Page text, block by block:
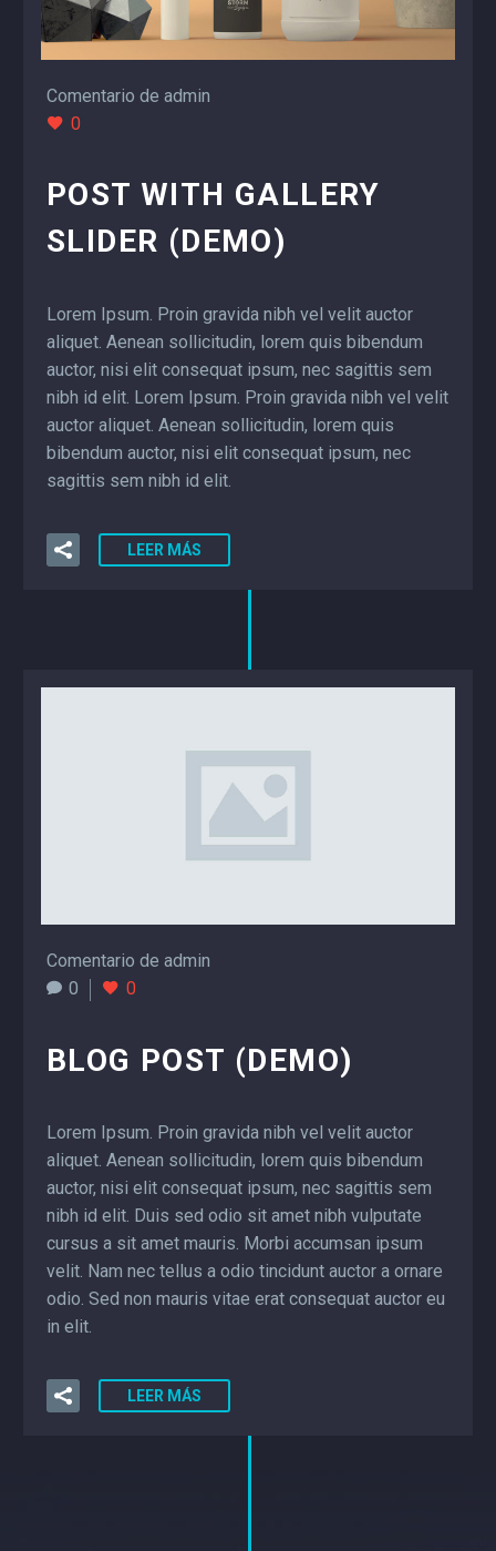
Comentario de admin
0
POST WITH GALLERY
SLIDER (DEMO)
Lorem Ipsum. Proin gravida nibh vel velit auctor
aliquet. Aenean sollicitudin, lorem quis bibendum
auctor, nisi elit consequat ipsum, nec sagittis sem
nibh id elit. Lorem Ipsum. Proin gravida nibh vel velit
auctor aliquet. Aenean sollicitudin, lorem quis
bibendum auctor, nisi elit consequat ipsum, nec
sagittis sem nibh id elit.
LEER MÁS
Comentario de admin
0
0
BLOG POST (DEMO)
Lorem Ipsum. Proin gravida nibh vel velit auctor
aliquet. Aenean sollicitudin, lorem quis bibendum
auctor, nisi elit consequat ipsum, nec sagittis sem
nibh id elit. Duis sed odio sit amet nibh vulputate
cursus a sit amet mauris. Morbi accumsan ipsum
velit. Nam nec tellus a odio tincidunt auctor a ornare
odio. Sed non mauris vitae erat consequat auctor eu
in elit.
LEER MÁS